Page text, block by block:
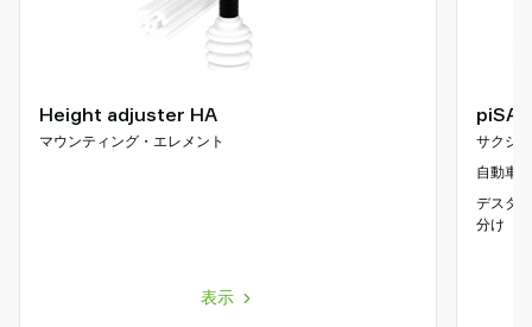
Height adjuster HA
マウンティング・エレメント
表示
サクシ
自動車 |
デスタ
分け